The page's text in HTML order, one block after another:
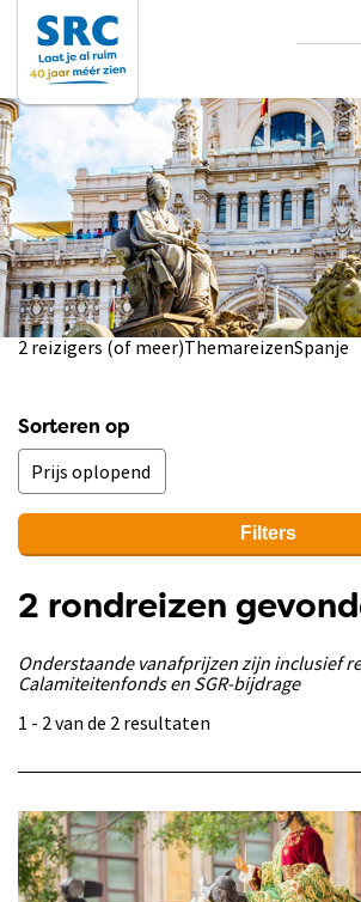
2 reizigers (of meer)ThemareizenSpanje
Sorteren op
Filters
2 rondreizen
Onderstaande vanafprijzen zijn inclusief
Calamiteitenfonds en SGR-bijdrage
1 - 2 van de 2 resultaten